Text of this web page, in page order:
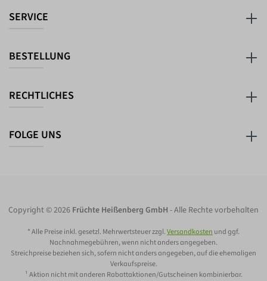
SERVICE
BESTELLUNG
RECHTLICHES
FOLGE UNS
Copyright © 2026 Früchte Heißenberg GmbH - Alle Rechte vorbehalten
* Alle Preise inkl. gesetzl. Mehrwertsteuer zzgl.Versandkosten und ggf.
Nachnahmegebühren, wenn nicht anders angegeben.
Streichpreise beziehen sich, sofern nicht anders angegeben, auf die ehemaligen
Verkaufspreise.
¹ Aktion nicht mit anderen Rabattaktionen/Gutscheinen kombinierbar.